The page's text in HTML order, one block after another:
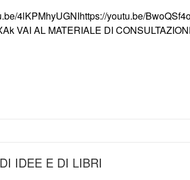
4lKPMhyUGNIhttps://youtu.be/
VAI AL MATERIALE DI
IDEE E DI LIBRI